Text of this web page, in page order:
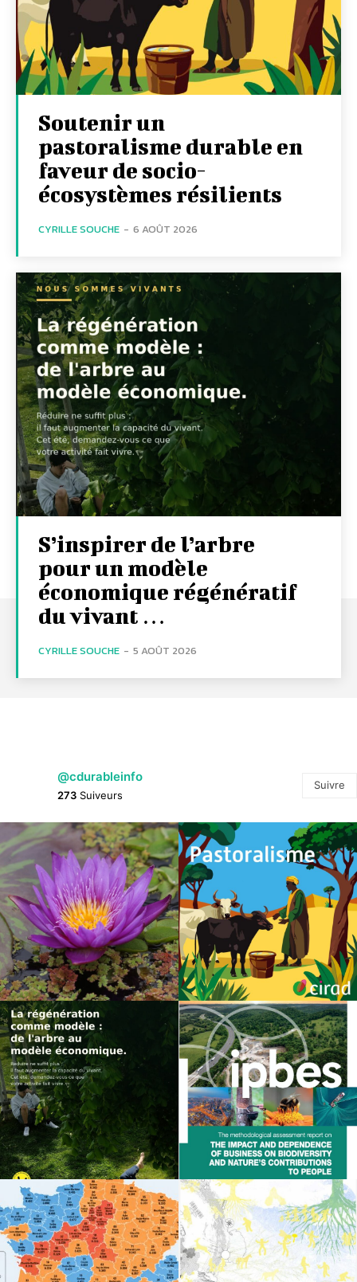
Soutenir un
pastoralisme durable en
faveur de socio-
écosystèmes résilients
CYRILLE SOUCHE - 6 AOÛT 2026
S’inspirer de l’arbre
pour un modèle
économique régénératif
du vivant …
CYRILLE SOUCHE - 5 AOÛT 2026
@cdurableinfo
273 Suiveurs
Suivre